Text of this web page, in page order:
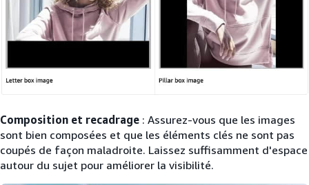
Composition et recadrage : Assurez-vous que les images
sont bien composées et que les éléments clés ne sont pas
coupés de façon maladroite. Laissez suffisamment d'espace
autour du sujet pour améliorer la visibilité.